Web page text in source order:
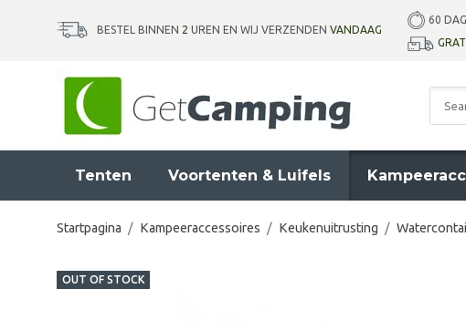
BESTEL BINNEN 2 UREN EN WIJ VERZENDEN VANDAAG
60
Tenten Voortenten & Luifels
Startpagina / Kampeeraccessoires / Keukenuitrusting /
OUT OF STOCK